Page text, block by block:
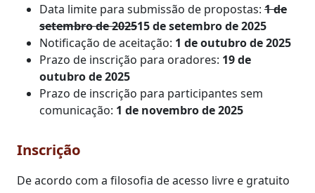
Data limite para submissão de propostas: 1 de
setembro de 202515 de setembro de 2025
Notificação de aceitação: 1 de outubro de 2025
Prazo de inscrição para oradores: 19 de
outubro de 2025
Prazo de inscrição para participantes sem
comunicação: 1 de novembro de 2025
Inscrição
De acordo com a filosofia de acesso livre e gratuito